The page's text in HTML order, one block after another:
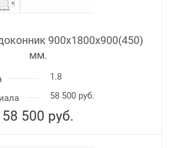
900х1800х900(450)
мм.
1.8
58 500 руб.
58 500 руб.